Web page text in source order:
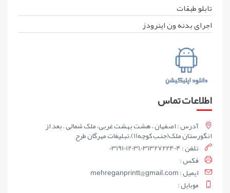
تابلو طبقات
اجرای بدنه ون اینرودز
اطلاعات تماس
آدرس : اصفهان ، هشت بهشت غربی، ملک شمالی ، بعد از
انگورستان ملک(جنب کوچه11)،تبلیغات مهرگان طرح
تلفن : 03191012031,03132722404
فکس :
ايميل : mehreganprintt@gmail.com
موبايل :